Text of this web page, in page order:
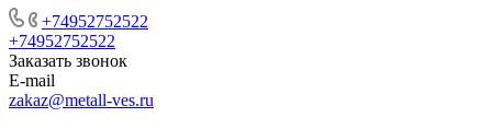
+74952752522
+74952752522
Заказать звонок
E-mail
zakaz@metall-ves.ru